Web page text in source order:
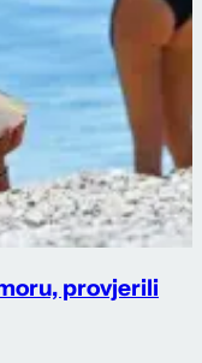
provjerili